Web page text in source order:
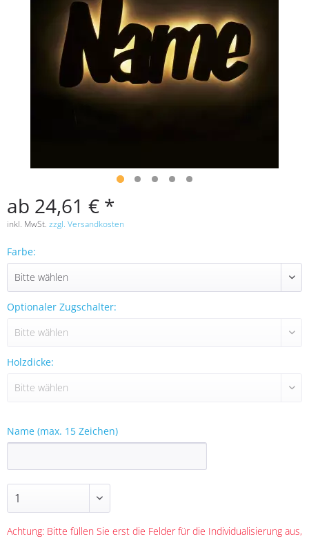
ab 24,61 € *
inkl. MwSt. zzgl. Versandkosten
Farbe:
Optionaler Zugschalter:
Holzdicke:
Name (max. 15 Zeichen)
Achtung: Bitte füllen Sie erst die Felder für die Individualisierung aus,